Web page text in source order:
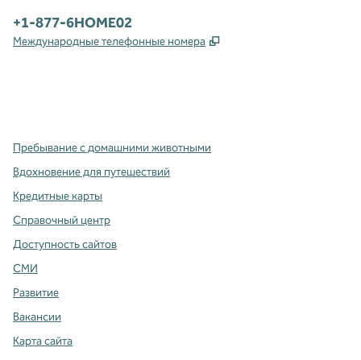
Телефон:
+1-877-6HOME02
Международные телефонные номера ,
Пребывание с домашними животными
Вдохновение для путешествий
Кредитные карты
Справочный центр
Доступность сайтов
СМИ
Развитие
Вакансии
Карта сайта